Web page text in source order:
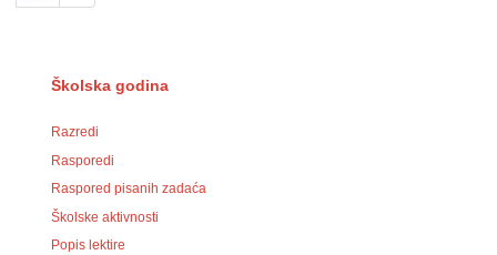
Školska godina
Razredi
Rasporedi
Raspored pisanih zadaća
Školske aktivnosti
Popis lektire